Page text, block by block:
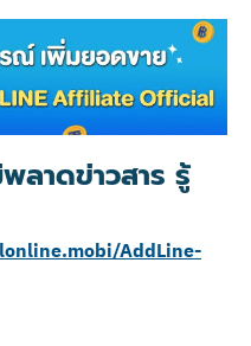
ลาดข่าวสาร รู้
AddLine-